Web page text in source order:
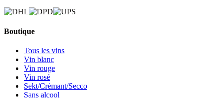
Boutique
Tous les vins
Vin blanc
Vin rouge
Vin rosé
Sekt/Crémant/Secco
Sans alcool